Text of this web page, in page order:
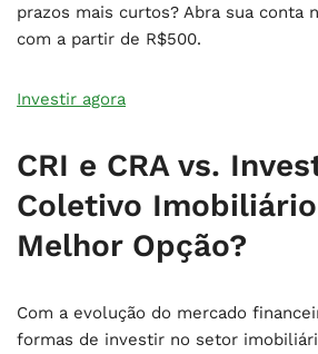
prazos mais curtos? Abra sua conta
com a partir de R$500.
Investir agora
CRI e CRA vs.
Coletivo
Melhor Opção?
Com a evolução do mercado
formas de investir no setor